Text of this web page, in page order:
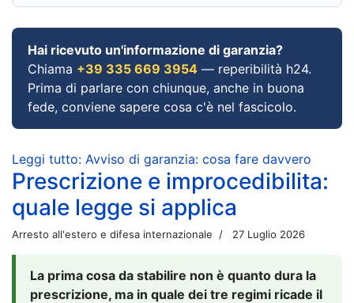
Hai ricevuto un'informazione di garanzia?
Chiama +39 335 669 3954 — reperibilità h24.
Prima di parlare con chiunque, anche in buona
fede, conviene sapere cosa c'è nel fascicolo.
Leggi tutto: Avviso di garanzia: cosa fare davvero
Prescrizione e improcedibilita:
quale legge si applica
Arresto all'estero e difesa internazionale 27 Luglio 2026
La prima cosa da stabilire non è quanto dura la
prescrizione, ma in quale dei tre regimi ricade il